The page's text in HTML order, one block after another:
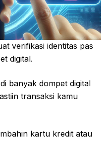
verifikasi identitas pas
digital.
banyak dompet digital
transaksi kamu
kartu kredit atau